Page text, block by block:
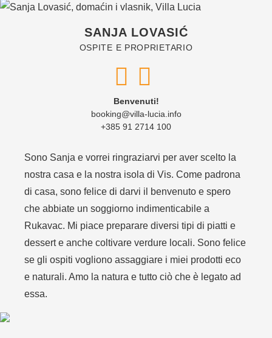
SANJA LOVASIĆ
OSPITE E PROPRIETARIO
Benvenuti!
booking@villa-lucia.info
+385 91 2714 100
Sono Sanja e vorrei ringraziarvi per aver scelto la
nostra casa e la nostra isola di Vis. Come padrona
di casa, sono felice di darvi il benvenuto e spero
che abbiate un soggiorno indimenticabile a
Rukavac. Mi piace preparare diversi tipi di piatti e
dessert e anche coltivare verdure locali. Sono felice
se gli ospiti vogliono assaggiare i miei prodotti eco
e naturali. Amo la natura e tutto ciò che è legato ad
essa.